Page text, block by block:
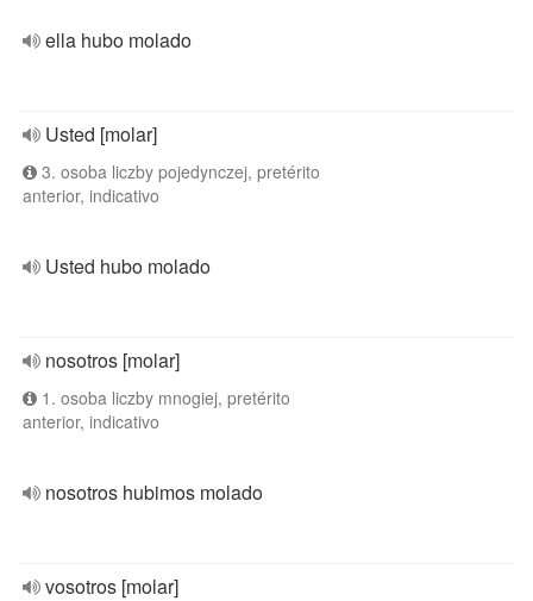
ella hubo molado
Usted [molar]
3. osoba liczby pojedynczej, pretérito
anterior, indicativo
Usted hubo molado
nosotros [molar]
1. osoba liczby mnogiej, pretérito
anterior, indicativo
nosotros hubimos molado
vosotros [molar]